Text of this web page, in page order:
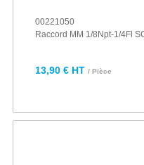
00221050
Raccord MM 1/8Npt-1/4Fl
13,90 € HT / Pièce